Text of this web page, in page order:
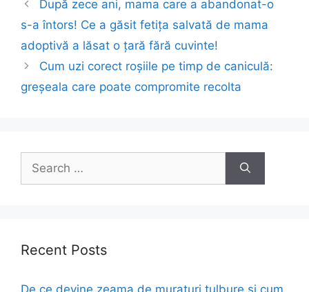
navigation
După zece ani, mama care a abandonat-o
s-a întors! Ce a găsit fetița salvată de mama
adoptivă a lăsat o țară fără cuvinte!
Cum uzi corect roșiile pe timp de caniculă:
greșeala care poate compromite recolta
for:
Recent Posts
De ce devine zeama de muraturi tulbure si cum